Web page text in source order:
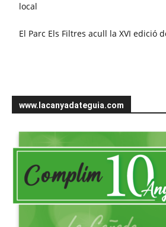
local
El Parc Els Filtres acull la XVI edició
www.lacanyadateguia.com